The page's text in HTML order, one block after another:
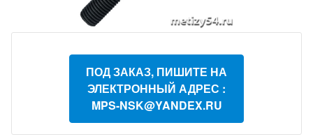
ПОД ЗАКАЗ, ПИШИТЕ НА
ЭЛЕКТРОННЫЙ АДРЕС :
MPS-NSK@YANDEX.RU